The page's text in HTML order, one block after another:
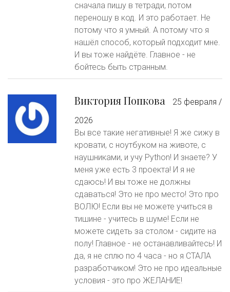
сначала пишу в тетради, потом
переношу в код. И это работает. Не
потому что я умный. А потому что я
нашёл способ, который подходит мне.
И вы тоже найдёте. Главное - не
бойтесь быть странным.
Виктория Попкова
25 февраля /
2026
Вы все такие негативные! Я же сижу в
кровати, с ноутбуком на животе, с
наушниками, и учу Python! И знаете? У
меня уже есть 3 проекта! И я не
сдаюсь! И вы тоже не должны
сдаваться! Это не про место! Это про
ВОЛЮ! Если вы не можете учиться в
тишине - учитесь в шуме! Если не
можете сидеть за столом - сидите на
полу! Главное - не останавливайтесь! И
да, я не сплю по 4 часа - но я СТАЛА
разработчиком! Это не про идеальные
условия - это про ЖЕЛАНИЕ!